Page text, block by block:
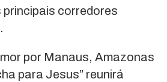
principais corredores
por Manaus, Amazonas
para Jesus” reunirá